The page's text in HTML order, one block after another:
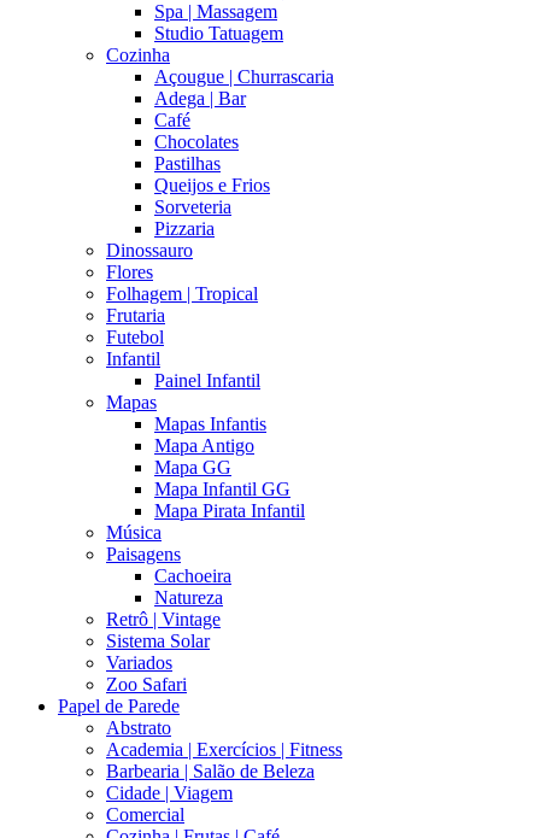
Spa | Massagem
Studio Tatuagem
Cozinha
Açougue | Churrascaria
Adega | Bar
Café
Chocolates
Pastilhas
Queijos e Frios
Sorveteria
Pizzaria
Dinossauro
Flores
Folhagem | Tropical
Frutaria
Futebol
Infantil
Painel Infantil
Mapas
Mapas Infantis
Mapa Antigo
Mapa GG
Mapa Infantil GG
Mapa Pirata Infantil
Música
Paisagens
Cachoeira
Natureza
Retrô | Vintage
Sistema Solar
Variados
Zoo Safari
Papel de Parede
Abstrato
Academia | Exercícios | Fitness
Barbearia | Salão de Beleza
Cidade | Viagem
Comercial